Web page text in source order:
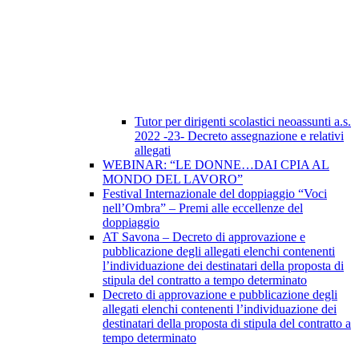
Tutor per dirigenti scolastici neoassunti a.s.
2022 -23- Decreto assegnazione e relativi
allegati
WEBINAR: “LE DONNE…DAI CPIA AL
MONDO DEL LAVORO”
Festival Internazionale del doppiaggio “Voci
nell’Ombra” – Premi alle eccellenze del
doppiaggio
AT Savona – Decreto di approvazione e
pubblicazione degli allegati elenchi contenenti
l’individuazione dei destinatari della proposta di
stipula del contratto a tempo determinato
Decreto di approvazione e pubblicazione degli
allegati elenchi contenenti l’individuazione dei
destinatari della proposta di stipula del contratto a
tempo determinato